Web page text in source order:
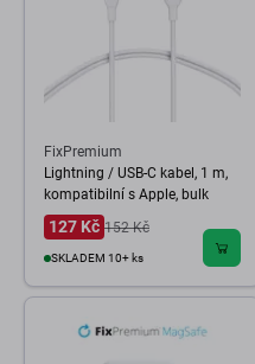
FixPremium
Lightning / USB-C kabel, 1 m,
kompatibilní s Apple, bulk
127 Kč 152 Kč
SKLADEM 10+ ks